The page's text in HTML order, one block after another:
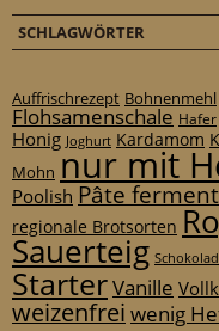
SCHLAGWÖRTER
Auffrischrezept Bohnenmehl
Flohsamenschale Hafer
Honig Joghurt Kardamom
Mohn nur mit
Poolish Pâte
regionale Brotsorten
Sauerteig
StarterVanille
weizenfrei wenig